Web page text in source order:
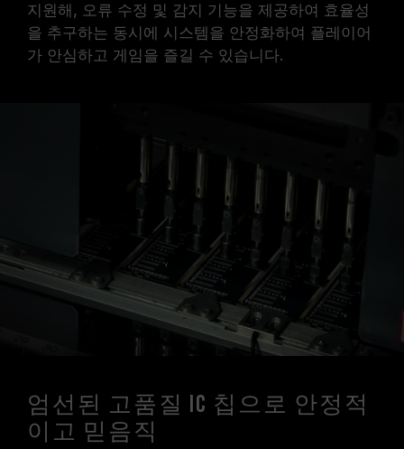
지원해, 오류 수정 및 감지 기능을 제공하여 효율성
을 추구하는 동시에 시스템을 안정화하여 플레이어
가 안심하고 게임을 즐길 수 있습니다.
엄선된 고품질 IC 칩으로 안정적
이고 믿음직